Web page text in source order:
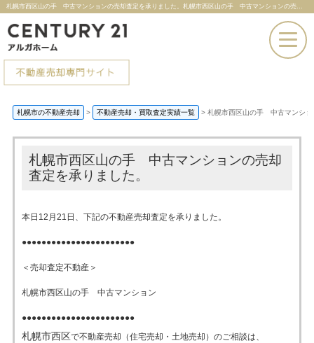
札幌市西区山の手 中古マンションの売却査定を承りました。札幌市西区山の手 中古マンションの売却査定を承りました。 |札幌市の不動産売却ならセンチュリー21アルガホーム
札幌市の不動産売却 > 不動産売却・買取査定実績一覧 > 札幌市西区山の手 中古マンショ
札幌市西区山の手 中古マンションの売却
査定を承りました。
本日12月21日、下記の不動産売却査定を承りました。
●●●●●●●●●●●●●●●●●●●●●●●
＜売却査定不動産＞
札幌市西区山の手 中古マンション
●●●●●●●●●●●●●●●●●●●●●●●
札幌市西区で不動産売却（住宅売却・土地売却）のご相談は、